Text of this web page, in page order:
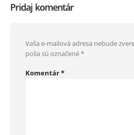
Pridaj komentár
Vaša e-mailová adresa nebude
polia sú označené*
Komentár*